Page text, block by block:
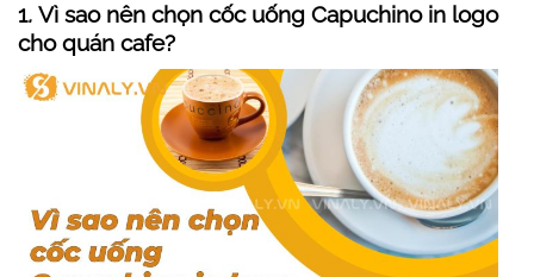
1. Vì sao nên chọn cốc uống Capuchino in logo
cho quán cafe?